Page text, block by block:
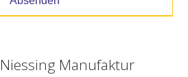
Niessing Manufaktur